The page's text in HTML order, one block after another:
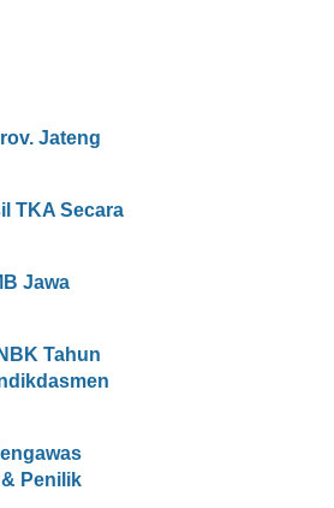
Jateng
TKA Secara
Jawa
Tahun
Penilik